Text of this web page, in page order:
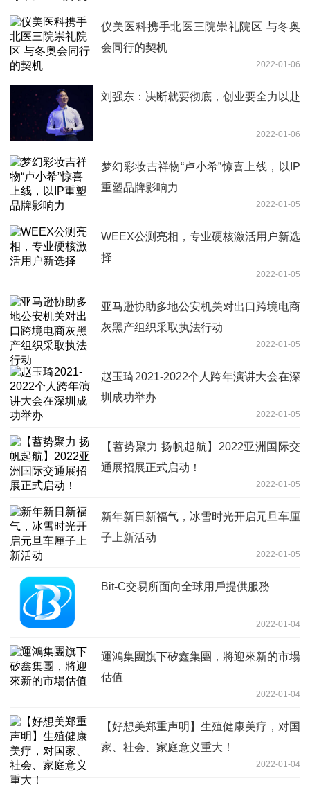
仪美医科携手北医三院崇礼院区 与冬奥
会同行的契机
2022-01-06
刘强东：决断就要彻底，创业要全力以赴
2022-01-06
梦幻彩妆吉祥物“卢小希”惊喜上线，以IP
重塑品牌影响力
2022-01-05
WEEX公测亮相，专业硬核激活用户新选
择
2022-01-05
亚马逊协助多地公安机关对出口跨境电商
灰黑产组织采取执法行动
2022-01-05
赵玉琦2021-2022个人跨年演讲大会在深
圳成功举办
2022-01-05
【蓄势聚力 扬帆起航】2022亚洲国际交
通展招展正式启动！
2022-01-05
新年新日新福气，冰雪时光开启元旦车厘
子上新活动
2022-01-05
Bit-C交易所面向全球用戶提供服務
2022-01-04
運鴻集團旗下矽鑫集團，將迎來新的市場
估值
2022-01-04
【好想美郑重声明】生殖健康美疗，对国
家、社会、家庭意义重大！
2022-01-04